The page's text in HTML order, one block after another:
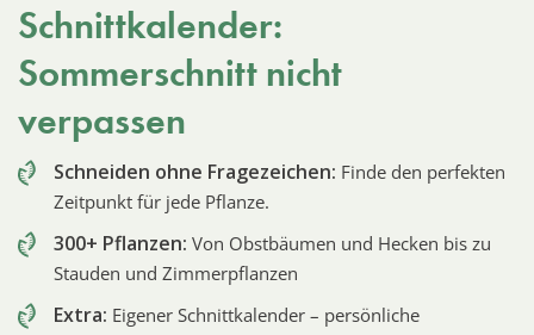
Schnittkalender:
Sommerschnitt nicht
verpassen
Schneiden ohne Fragezeichen: Finde den perfekten
Zeitpunkt für jede Pflanze.
300+ Pflanzen: Von Obstbäumen und Hecken bis zu
Stauden und Zimmerpflanzen
Extra: Eigener Schnittkalender – persönliche